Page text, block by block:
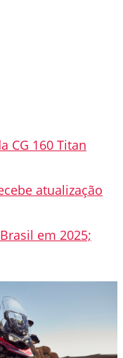
CG 160 Titan
atualização
em 2025;